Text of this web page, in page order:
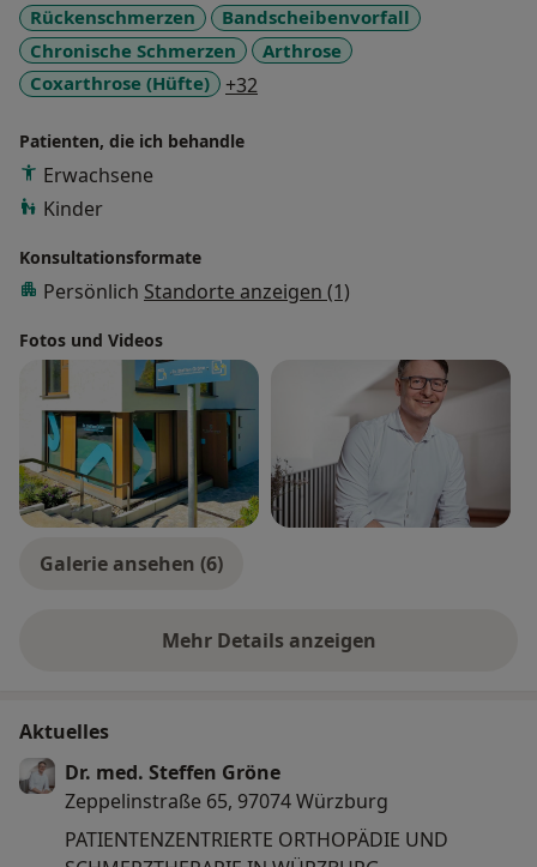
Postoperative Betreuung:Nachbehandlung
nach chirurgischen Eingriffen
Rückenschmerzen
Bandscheibenvorfall
Chronische Schmerzen
Arthrose
Coxarthrose (Hüfte)
+32
Patienten, die ich behandle
Erwachsene
Kinder
Konsultationsformate
Persönlich Standorte anzeigen (1)
Fotos und Videos
Galerie ansehen (6)
Mehr Details anzeigen
über Erfahrungen
Aktuelles
Dr. med. Steffen Gröne
Zeppelinstraße 65, 97074 Würzburg
PATIENTENZENTRIERTE ORTHOPÄDIE UND